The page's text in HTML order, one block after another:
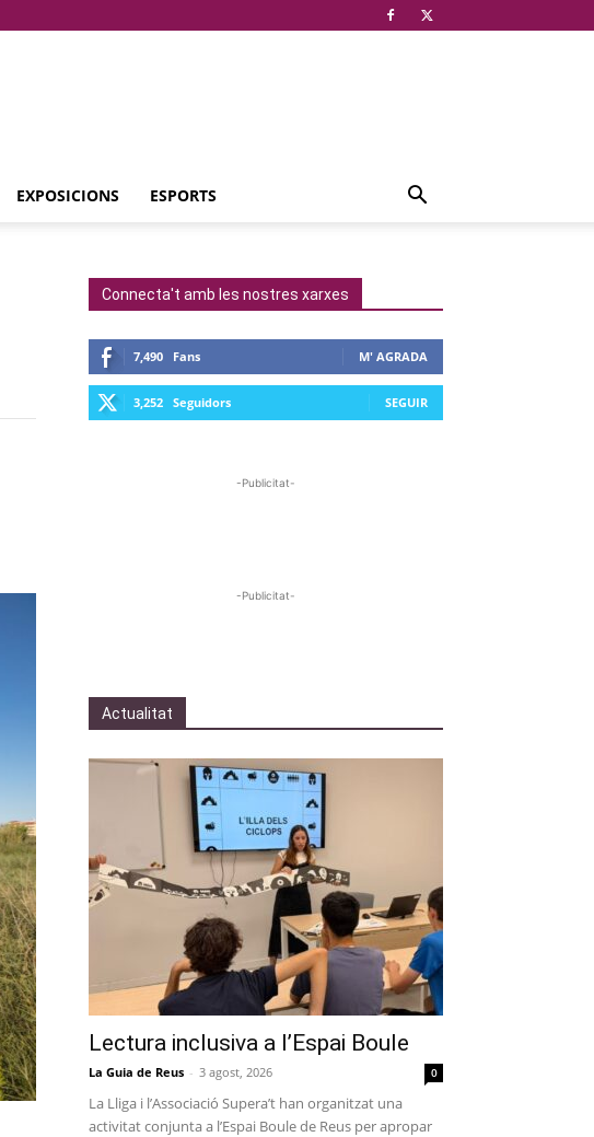
EXPOSICIONS ESPORTS
Connecta't amb les nostres xarxes
7,490 Fans M' AGRADA
3,252 Seguidors SEGUIR
-Publicitat-
-Publicitat-
Actualitat
Lectura inclusiva a l’Espai Boule
La Guia de Reus - 3 agost, 2026 0
La Lliga i l’Associació Supera’t han organitzat una
activitat conjunta a l’Espai Boule de Reus per apropar